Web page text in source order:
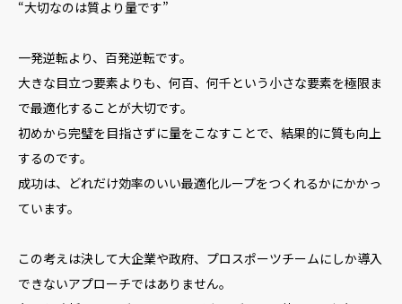
“大切なのは質より量です”
一発逆転より、百発逆転です。
大きな目立つ要素よりも、何百、何千という小さな要素を極限ま
で最適化することが大切です。
初めから完璧を目指さずに量をこなすことで、結果的に質も向上
するのです。
成功は、どれだけ効率のいい最適化ループをつくれるかにかかっ
ています。
この考えは決して大企業や政府、プロスポーツチームにしか導入
できないアプローチではありません。